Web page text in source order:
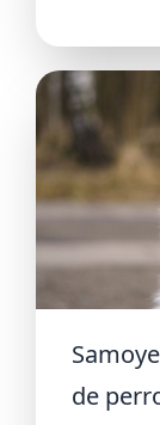
de